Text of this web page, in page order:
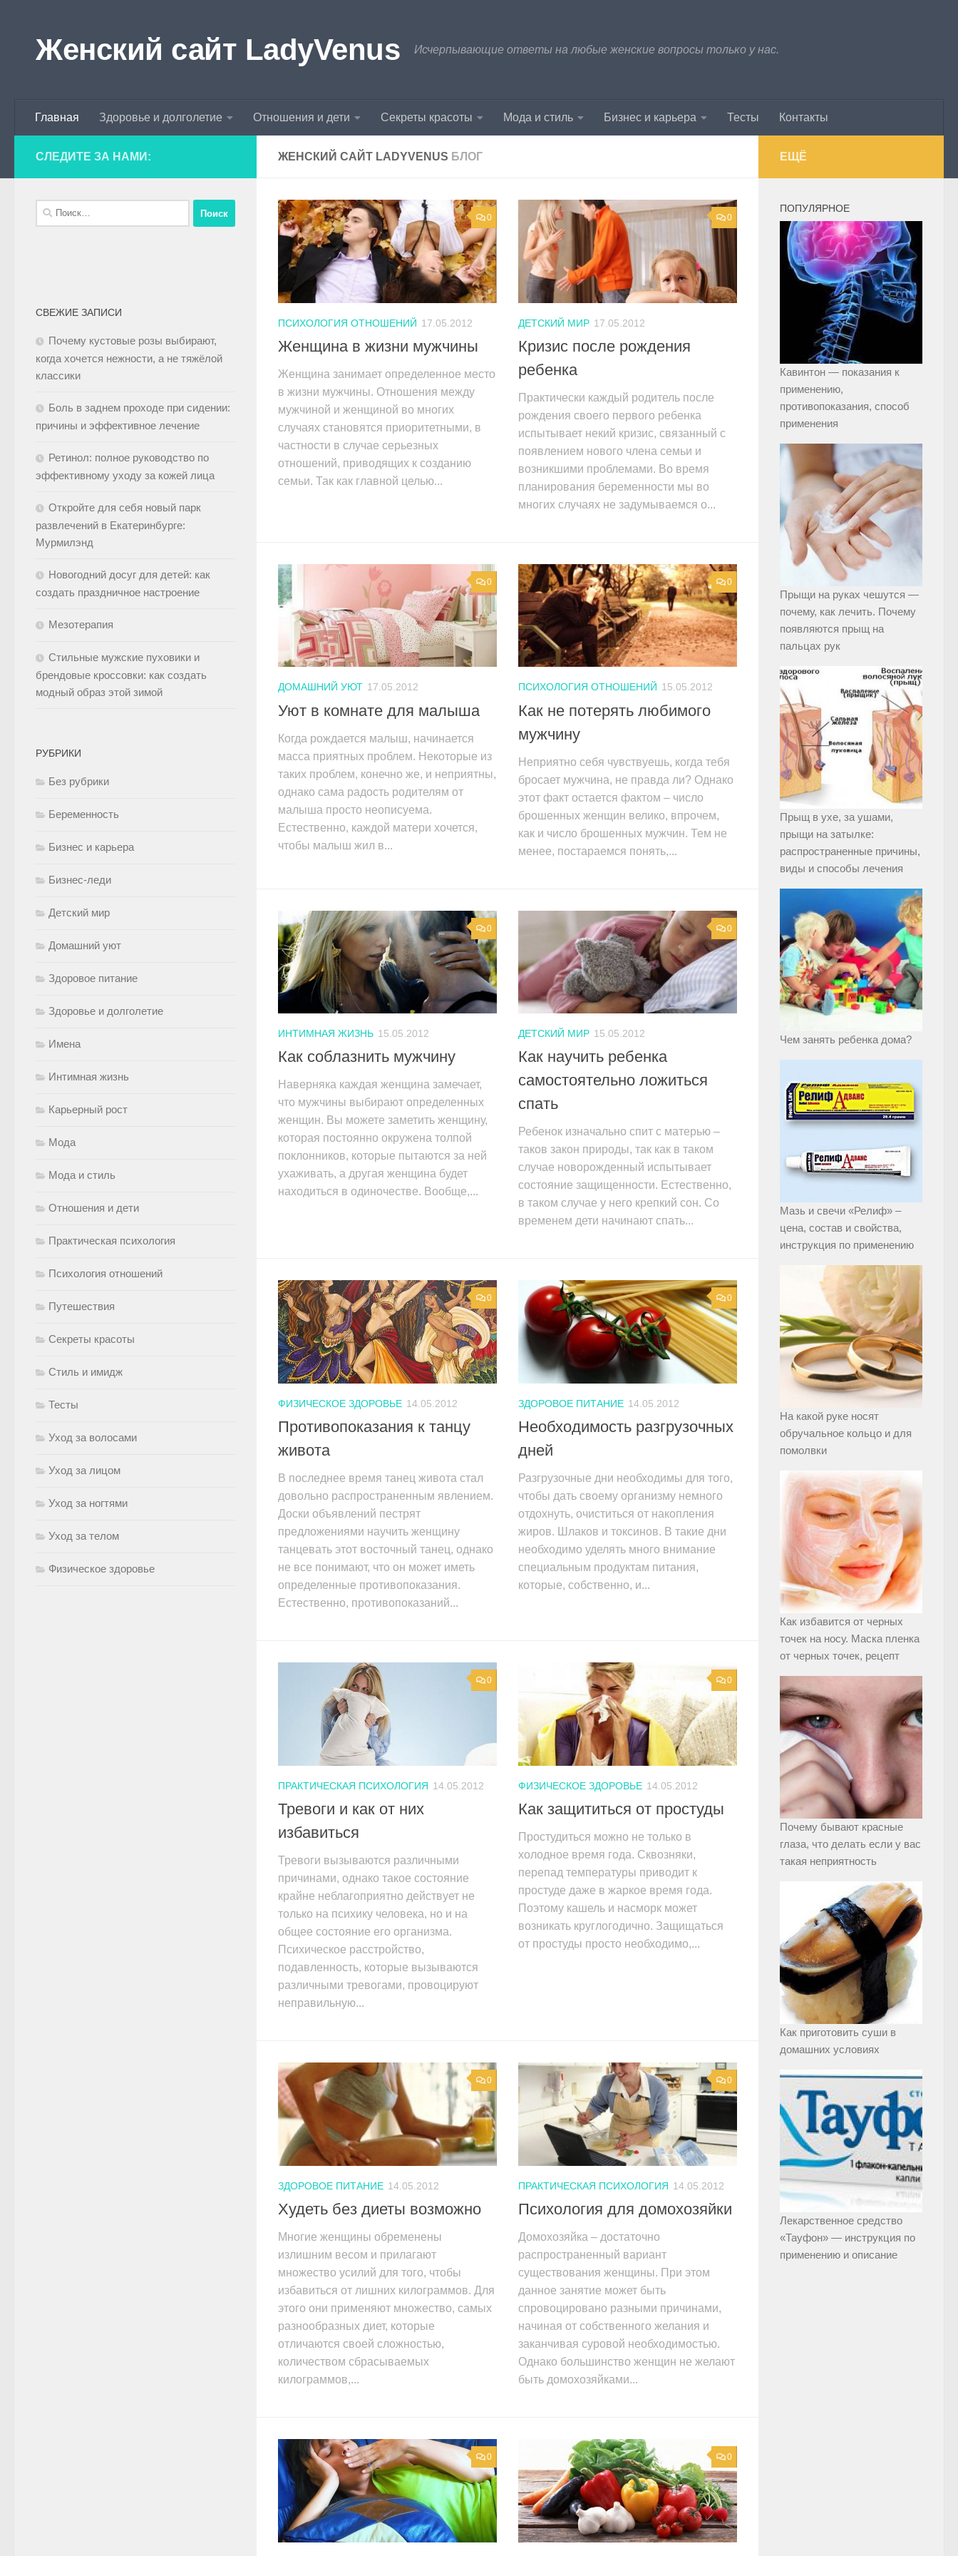
Женский сайт LadyVenus Исчерпывающие ответы на любые женские вопросы только у нас.
Главная Здоровье и долголетие Отношения и дети Секреты красоты Мода и стиль Бизнес и карьера Тесты Контакты
ЖЕНСКИЙ САЙТ LADYVENUS БЛОГ
0
ПСИХОЛОГИЯ ОТНОШЕНИЙ 17.05.2012
Женщина в жизни мужчины
Женщина занимает определенное место
в жизни мужчины. Отношения между
мужчиной и женщиной во многих
случаях становятся приоритетными, в
частности в случае серьезных
отношений, приводящих к созданию
семьи. Так как главной целью...
0
ДЕТСКИЙ МИР 17.05.2012
Кризис после рождения
ребенка
Практически каждый родитель после
рождения своего первого ребенка
испытывает некий кризис, связанный с
появлением нового члена семьи и
возникшими проблемами. Во время
планирования беременности мы во
многих случаях не задумываемся о...
0
ДОМАШНИЙ УЮТ 17.05.2012
Уют в комнате для малыша
Когда рождается малыш, начинается
масса приятных проблем. Некоторые из
таких проблем, конечно же, и неприятны,
однако сама радость родителям от
малыша просто неописуема.
Естественно, каждой матери хочется,
чтобы малыш жил в...
0
ПСИХОЛОГИЯ ОТНОШЕНИЙ 15.05.2012
Как не потерять любимого
мужчину
Неприятно себя чувствуешь, когда тебя
бросает мужчина, не правда ли? Однако
этот факт остается фактом – число
брошенных женщин велико, впрочем,
как и число брошенных мужчин. Тем не
менее, постараемся понять,...
0
ИНТИМНАЯ ЖИЗНЬ 15.05.2012
Как соблазнить мужчину
Наверняка каждая женщина замечает,
что мужчины выбирают определенных
женщин. Вы можете заметить женщину,
которая постоянно окружена толпой
поклонников, которые пытаются за ней
ухаживать, а другая женщина будет
находиться в одиночестве. Вообще,...
0
ДЕТСКИЙ МИР 15.05.2012
Как научить ребенка
самостоятельно ложиться
спать
Ребенок изначально спит с матерью –
таков закон природы, так как в таком
случае новорожденный испытывает
состояние защищенности. Естественно,
в таком случае у него крепкий сон. Со
временем дети начинают спать...
0
ФИЗИЧЕСКОЕ ЗДОРОВЬЕ 14.05.2012
Противопоказания к танцу
живота
В последнее время танец живота стал
довольно распространенным явлением.
Доски объявлений пестрят
предложениями научить женщину
танцевать этот восточный танец, однако
не все понимают, что он может иметь
определенные противопоказания.
Естественно, противопоказаний...
0
ЗДОРОВОЕ ПИТАНИЕ 14.05.2012
Необходимость разгрузочных
дней
Разгрузочные дни необходимы для того,
чтобы дать своему организму немного
отдохнуть, очиститься от накопления
жиров. Шлаков и токсинов. В такие дни
необходимо уделять много внимание
специальным продуктам питания,
которые, собственно, и...
0
ПРАКТИЧЕСКАЯ ПСИХОЛОГИЯ 14.05.2012
Тревоги и как от них
избавиться
Тревоги вызываются различными
причинами, однако такое состояние
крайне неблагоприятно действует не
только на психику человека, но и на
общее состояние его организма.
Психическое расстройство,
подавленность, которые вызываются
различными тревогами, провоцируют
неправильную...
0
ФИЗИЧЕСКОЕ ЗДОРОВЬЕ 14.05.2012
Как защититься от простуды
Простудиться можно не только в
холодное время года. Сквозняки,
перепад температуры приводит к
простуде даже в жаркое время года.
Поэтому кашель и насморк может
возникать круглогодично. Защищаться
от простуды просто необходимо,...
0
ЗДОРОВОЕ ПИТАНИЕ 14.05.2012
Худеть без диеты возможно
Многие женщины обременены
излишним весом и прилагают
множество усилий для того, чтобы
избавиться от лишних килограммов. Для
этого они применяют множество, самых
разнообразных диет, которые
отличаются своей сложностью,
количеством сбрасываемых
килограммов,...
0
ПРАКТИЧЕСКАЯ ПСИХОЛОГИЯ 14.05.2012
Психология для домохозяйки
Домохозяйка – достаточно
распространенный вариант
существования женщины. При этом
данное занятие может быть
спровоцировано разными причинами,
начиная от собственного желания и
заканчивая суровой необходимостью.
Однако большинство женщин не желают
быть домохозяйками...
0 0
СЛЕДИТЕ ЗА НАМИ:
СВЕЖИЕ ЗАПИСИ
Почему кустовые розы выбирают,
когда хочется нежности, а не тяжёлой
классики
Боль в заднем проходе при сидении:
причины и эффективное лечение
Ретинол: полное руководство по
эффективному уходу за кожей лица
Откройте для себя новый парк
развлечений в Екатеринбурге:
Мурмилэнд
Новогодний досуг для детей: как
создать праздничное настроение
Мезотерапия
Стильные мужские пуховики и
брендовые кроссовки: как создать
модный образ этой зимой
РУБРИКИ
Без рубрики
Беременность
Бизнес и карьера
Бизнес-леди
Детский мир
Домашний уют
Здоровое питание
Здоровье и долголетие
Имена
Интимная жизнь
Карьерный рост
Мода
Мода и стиль
Отношения и дети
Практическая психология
Психология отношений
Путешествия
Секреты красоты
Стиль и имидж
Тесты
Уход за волосами
Уход за лицом
Уход за ногтями
Уход за телом
Физическое здоровье
ЕЩЁ
ПОПУЛЯРНОЕ
Кавинтон — показания к
применению,
противопоказания, способ
применения
Прыщи на руках чешутся —
почему, как лечить. Почему
появляются прыщ на
пальцах рук
Прыщ в ухе, за ушами,
прыщи на затылке:
распространенные причины,
виды и способы лечения
Чем занять ребенка дома?
Мазь и свечи «Релиф» –
цена, состав и свойства,
инструкция по применению
На какой руке носят
обручальное кольцо и для
помолвки
Как избавится от черных
точек на носу. Маска пленка
от черных точек, рецепт
Почему бывают красные
глаза, что делать если у вас
такая неприятность
Как приготовить суши в
домашних условиях
Лекарственное средство
«Тауфон» — инструкция по
применению и описание